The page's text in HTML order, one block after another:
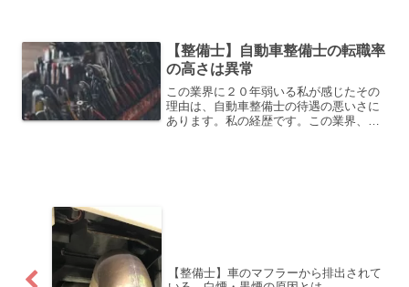
運転出来ませんよね。壊れ...
【整備士】自動車整備士の転職率
の高さは異常
この業界に２０年弱いる私が感じたその
理由は、自動車整備士の待遇の悪いさに
あります。私の経歴です。この業界、最
【整備士】車のマフラーから排出されて